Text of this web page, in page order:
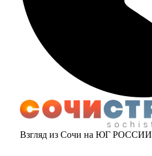
Взгляд из Сочи на ЮГ РОССИИ